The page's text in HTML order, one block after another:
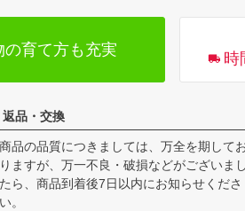
の育て方も充実
時
返品・交換
商品の品質につきましては、万全を期して
りますが、万一不良・破損などがございまし
たら、商品到着後7日以内にお知らせくださ
い。